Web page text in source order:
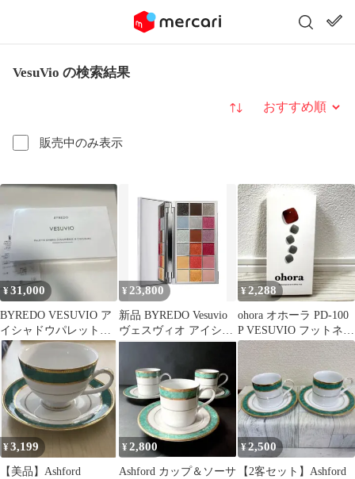
VesuVio の検索結果
販売中のみ表示
並び替え
¥31,000
BYREDO VESUVIO ア
イシャドウパレット
ヴェスヴィオ
¥ 23,800
新品 BYREDO Vesuvio
ヴェスヴィオ アイシャ
ドウパレット
¥2,288
ohora オホーラ PD-100
P VESUVIO フットネイ
ル 新品
¥3,199
【美品】Ashford
¥2,800
Ashford カップ＆ソーサ
¥2,500
【2客セット】Ashford